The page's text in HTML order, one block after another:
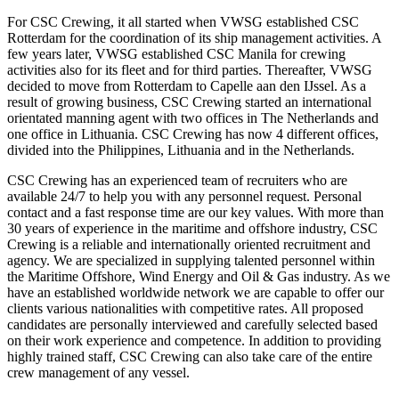
For CSC Crewing, it all started when VWSG established CSC
Rotterdam for the coordination of its ship management activities. A
few years later, VWSG established CSC Manila for crewing
activities also for its fleet and for third parties. Thereafter, VWSG
decided to move from Rotterdam to Capelle aan den IJssel. As a
result of growing business, CSC Crewing started an international
orientated manning agent with two offices in The Netherlands and
one office in Lithuania. CSC Crewing has now 4 different offices,
divided into the Philippines, Lithuania and in the Netherlands.
CSC Crewing has an experienced team of recruiters who are
available 24/7 to help you with any personnel request. Personal
contact and a fast response time are our key values. With more than
30 years of experience in the maritime and offshore industry, CSC
Crewing is a reliable and internationally oriented recruitment and
agency. We are specialized in supplying talented personnel within
the Maritime Offshore, Wind Energy and Oil & Gas industry. As we
have an established worldwide network we are capable to offer our
clients various nationalities with competitive rates. All proposed
candidates are personally interviewed and carefully selected based
on their work experience and competence. In addition to providing
highly trained staff, CSC Crewing can also take care of the entire
crew management of any vessel.